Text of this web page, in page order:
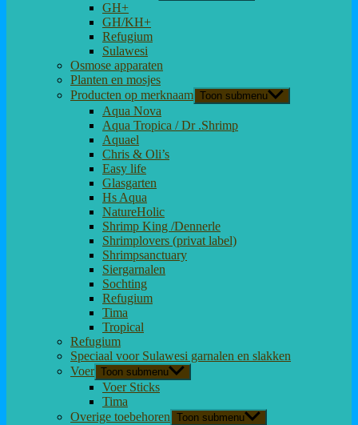
GH+
GH/KH+
Refugium
Sulawesi
Osmose apparaten
Planten en mosjes
Producten op merknaam Toon submenu
Aqua Nova
Aqua Tropica / Dr .Shrimp
Aquael
Chris & Oli’s
Easy life
Glasgarten
Hs Aqua
NatureHolic
Shrimp King /Dennerle
Shrimplovers (privat label)
Shrimpsanctuary
Siergarnalen
Sochting
Refugium
Tima
Tropical
Refugium
Speciaal voor Sulawesi garnalen en slakken
Voer Toon submenu
Voer Sticks
Tima
Overige toebehoren Toon submenu